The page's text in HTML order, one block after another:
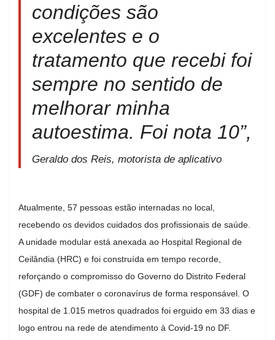
condições são
excelentes e o
tratamento que recebi foi
sempre no sentido de
melhorar minha
autoestima. Foi nota 10”,
Geraldo dos Reis, motorista de aplicativo
Atualmente, 57 pessoas estão internadas no local,
recebendo os devidos cuidados dos profissionais de saúde.
A unidade modular está anexada ao Hospital Regional de
Ceilândia (HRC) e foi construída em tempo recorde,
reforçando o compromisso do Governo do Distrito Federal
(GDF) de combater o coronavírus de forma responsável. O
hospital de 1.015 metros quadrados foi erguido em 33 dias e
logo entrou na rede de atendimento à Covid-19 no DF.